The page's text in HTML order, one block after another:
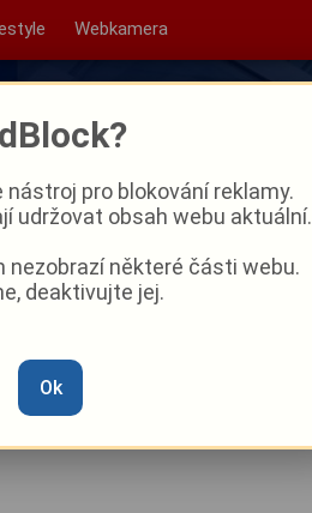
Webkamera
– hvězdy
nástroj pro blokování reklamy.
udržovat obsah webu aktuální.
nezobrazí některé části webu.
deaktivujte jej.
Ok